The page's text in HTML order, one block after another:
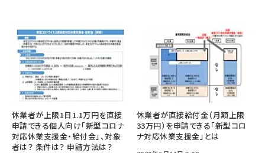
休業者が上限1日1.1万円を直接
申請できる個人向け「新型コロナ
対応休業支援金・給付金」、対象
者は？ 条件は？ 申請方法は？
休業者が直接給付金（月額上限
33万円）を申請できる「新型コロ
ナ対応休業支援金」とは